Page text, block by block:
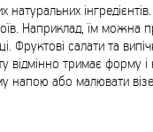
Наприклад, їм можна
Фруктові салати та
відмінно тримає форму і
напою або малювати